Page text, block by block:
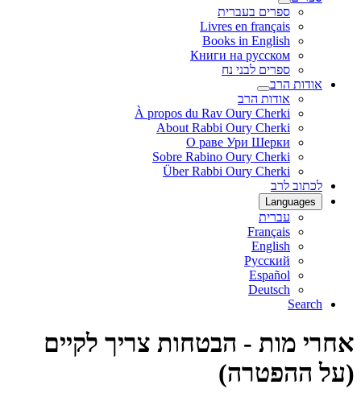
ספרים בעברית
Livres en français
Books in English
Книги на русском
ספרים לבני נח
אודות הרב
אודות הרב
À propos du Rav Oury Cherki
About Rabbi Oury Cherki
О раве Ури Шерки
Sobre Rabino Oury Cherki
Über Rabbi Oury Cherki
לכתוב לרב
Languages
עברית
Français
English
Русский
Español
Deutsch
Search
אחרי מות - הבטחות צריך לקיים
(על ההפטרה)